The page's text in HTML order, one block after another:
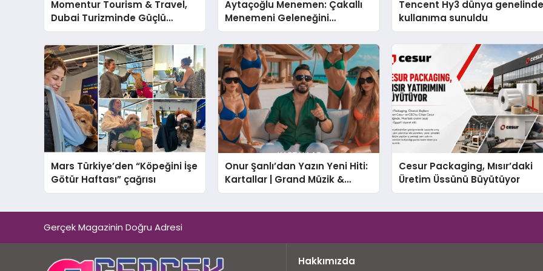
Momentur Tourism & Travel,
Dubai Turizminde Güçlü
Operasyon Ağıyla Fark
Yaratıyor
Aytaçoğlu Menemen: Çakallı
Menemeni Geleneğini
Yaşatan Aile İşletmesi
Tencent Hy3 dünya
kullanıma sunuldu
Mars Türkiye’den “Köpeğini İşe
Götür Haftası” çağrısı
Onur Şanlı’dan Yazın Yeni Hiti:
Kartallar | Grand Müzik &
Nihat Ulaş İmzalı Yeni Şarkı
Cesur Packaging, Mısır’daki
Üretim Üssünü Büyütüyor
Gerçek Magazinin Doğru Adresi
Hakkımızda